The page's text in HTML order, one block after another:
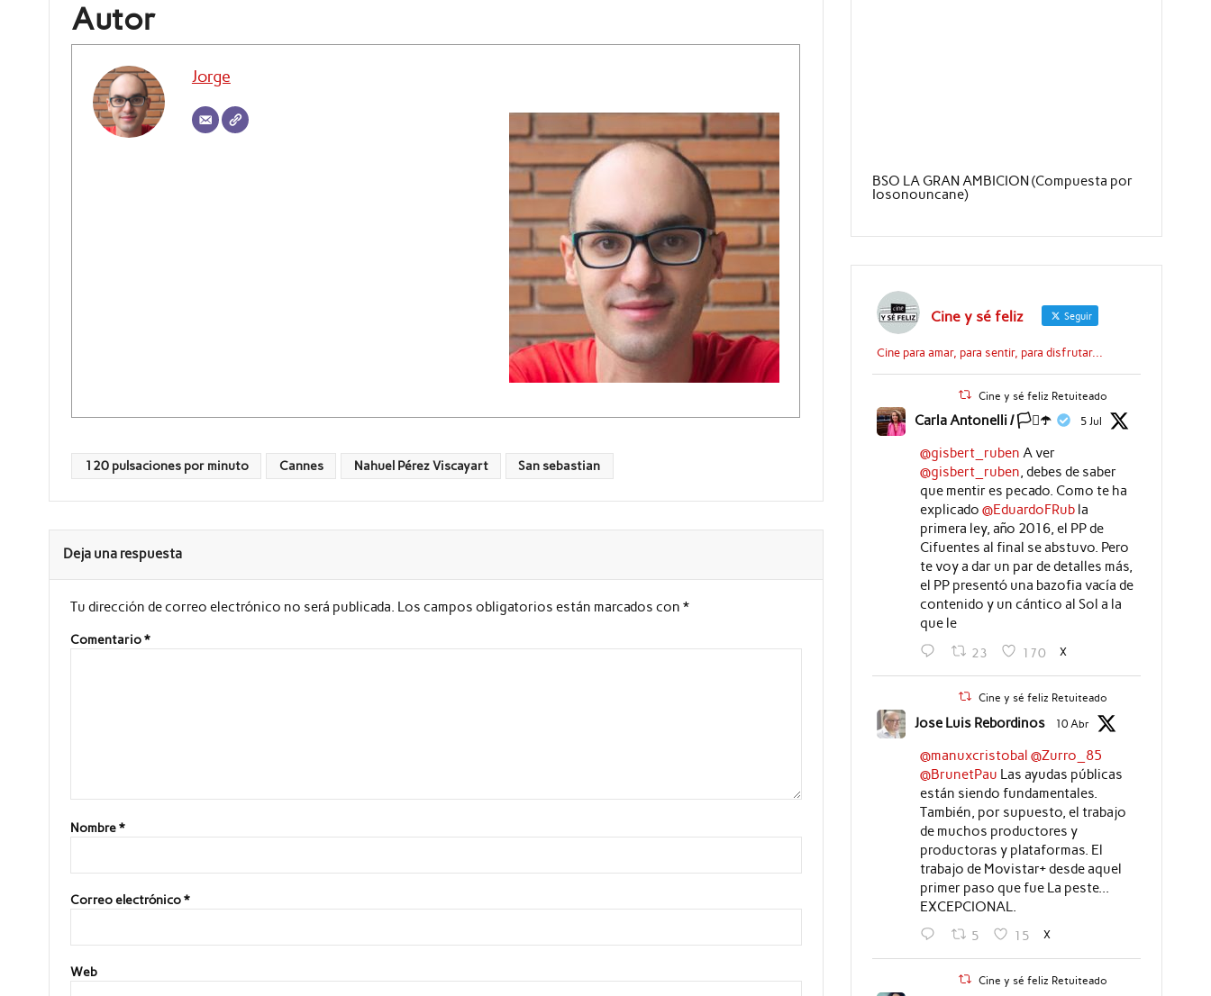
Autor
Jorge
120 pulsaciones por minuto Cannes Nahuel Pérez Viscayart San sebastian
Deja una respuesta
Tu dirección de correo electrónico no será publicada. Los campos obligatorios están marcados con *
Comentario*
Nombre*
Correo electrónico*
Web
BSO LA GRAN AMBICION (Compuesta por
Iosonouncane)
Cine y sé feliz Seguir
Cine para amar, para sentir, para disfrutar...
Cine y sé feliz Retuiteado
Carla Antonelli / 🏳️‍⚧️☂️ 5 Jul
@gisbert_ruben A ver
@gisbert_ruben, debes de saber
que mentir es pecado. Como te ha
explicado @EduardoFRubla
primera ley, año 2016, el PP de
Cifuentes al final se abstuvo. Pero
te voy a dar un par de detalles más,
el PP presentó una bazofia vacía de
contenido y un cántico al Sol a la
que le
23 170 X
Cine y sé feliz Retuiteado
Jose Luis Rebordinos 10 Abr
@manuxcristobal @Zurro_85
@BrunetPau Las ayudas públicas
están siendo fundamentales.
También, por supuesto, el trabajo
de muchos productores y
productoras y plataformas. El
trabajo de Movistar+ desde aquel
primer paso que fue La peste...
EXCEPCIONAL.
5 15 X
Cine y sé feliz Retuiteado